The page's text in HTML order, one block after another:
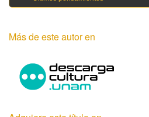
Más de este autor en